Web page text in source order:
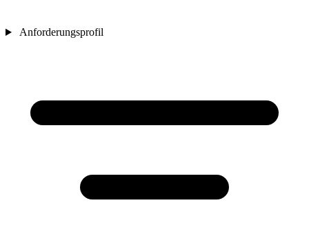
Anforderungsprofil